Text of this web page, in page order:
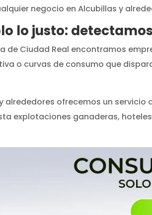
negocio en Alcubillas y
lo justo:
de Ciudad Real encontramos
o curvas de consumo que
alrededores ofrecemos un
explotaciones ganaderas,